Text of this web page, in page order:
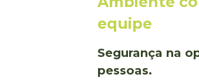
equipe
Segurança na
pessoas.